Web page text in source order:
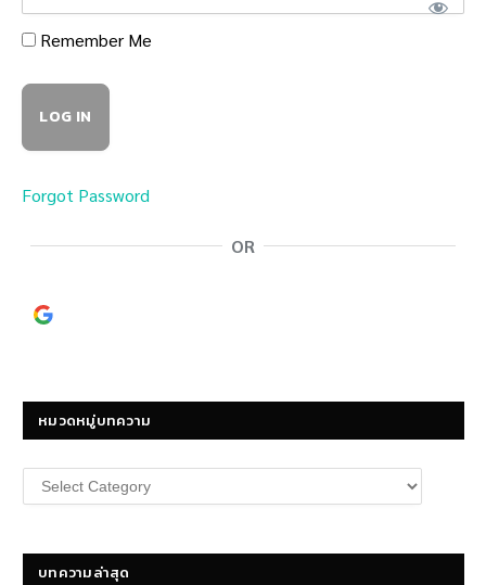
Remember Me
Forgot Password
OR
หมวดหมู่บทความ
หมวด
หมู่
บทความล่าสุด